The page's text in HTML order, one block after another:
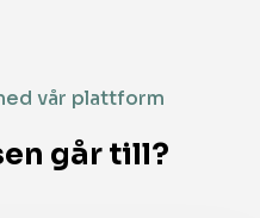
vår plattform
går till?